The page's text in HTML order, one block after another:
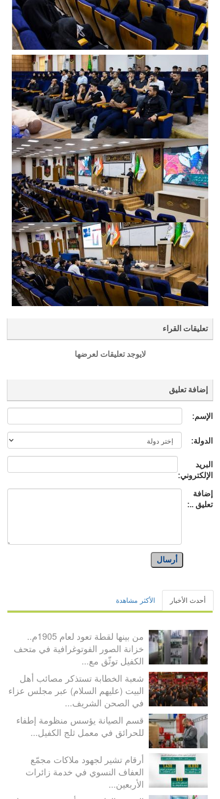
تعليقات القراء
لايوجد تعليقات لعرضها
إضافة تعليق
الإسم:
الدولة:
البريد
الإلكتروني:
إضافة
تعليق ..:
أرسال
أحدث الأخبار الأكثر مشاهدة
من بينها لقطة تعود لعام 1905م..
خزانة الصور الفوتوغرافية في متحف
الكفيل توثّق مع...
شعبة الخطابة تستذكر مصائب أهل
البيت (عليهم السلام) عبر مجلس عزاء
في الصحن الشريف...
قسم الصيانة يؤسس منظومة إطفاء
للحرائق في معمل ثلج الكفيل...
أرقام تشير لجهود ملاكات مجمّع
العفاف النسوي في خدمة زائرات
الأربعين...